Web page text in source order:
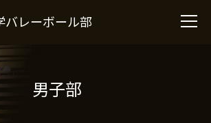
バレーボール部
男子部